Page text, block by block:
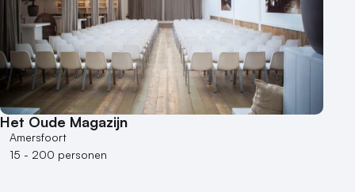
Het Oude Magazijn
Amersfoort
15 - 200 personen